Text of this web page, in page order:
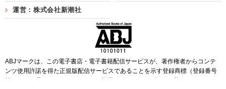
運営：株式会社新潮社
ABJマークは、この電子書店・電子書籍配信サービスが、著作権者からコンテ
ンツ使用許諾を得た正規版配信サービスであることを示す登録商標（登録番号
第6091713号）です。ABJマークを掲示しているサービスの一覧は